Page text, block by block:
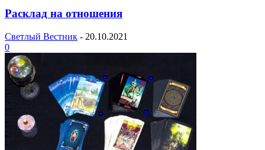
Расклад на отношения
Светлый Вестник - 20.10.2021
0